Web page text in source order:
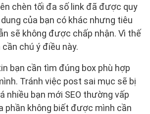
chèn tối đa số link đã được quy
của bạn có khác nhưng tiêu
sẽ không được chấp nhận. Vì thế
chú ý điều này.
bạn cần tìm đúng box phù hợp
Tránh việc post sai mục sẽ bị
nhiều bạn mới SEO thường vấp
phần không biết được mình cần